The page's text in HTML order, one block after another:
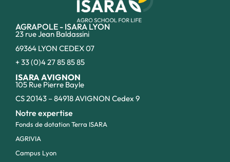
AGRAPOLE - ISARA LYON
23 rue Jean Baldassini
69364 LYON CEDEX 07
+ 33 (0)4 27 85 85 85
ISARA AVIGNON
105 Rue Pierre Bayle
CS 20143 – 84918 AVIGNON Cedex 9
Notre expertise
Fonds de dotation Terra ISARA
AGRIVIA
Campus Lyon